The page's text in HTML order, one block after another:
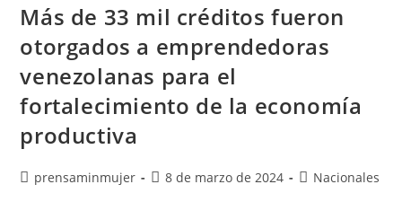
Más de 33 mil créditos fueron
otorgados a emprendedoras
venezolanas para el
fortalecimiento de la economía
productiva
prensaminmujer 8 de marzo de 2024 Nacionales